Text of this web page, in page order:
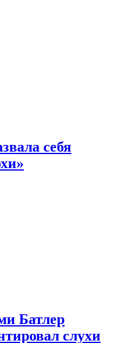
себя
Батлер
слухи